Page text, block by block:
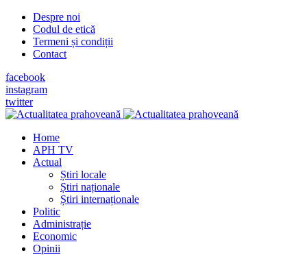
Despre noi
Codul de etică
Termeni și condiții
Contact
facebook
instagram
twitter
Home
APH TV
Actual
Știri locale
Știri naționale
Știri internaționale
Politic
Administrație
Economic
Opinii